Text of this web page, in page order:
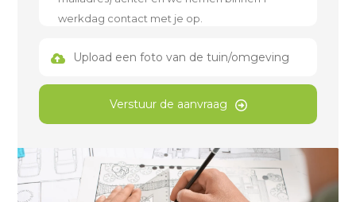
Upload een foto van de tuin/omgeving
Verstuur de aanvraag